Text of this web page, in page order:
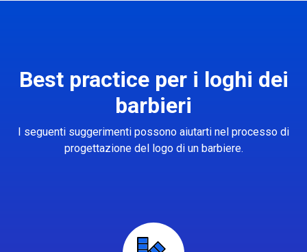
Best practice per i loghi dei
barbieri
I seguenti suggerimenti possono aiutarti nel processo di
progettazione del logo di un barbiere.